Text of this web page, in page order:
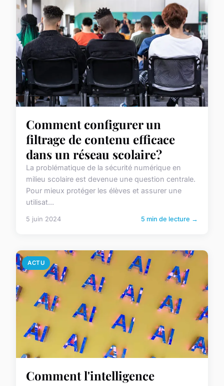
Comment configurer un
filtrage de contenu efficace
dans un réseau scolaire?
La problématique de la sécurité numérique en
milieu scolaire est devenue une question centrale.
Pour mieux protéger les élèves et assurer une
utilisat...
5 juin 2024 5 min de lecture →
ACTU
Comment l'intelligence